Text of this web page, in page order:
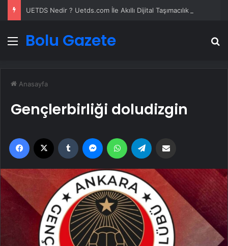
Menü
Bolu Gazete
Anasayfa
Gençlerbirliği doludizgin
Facebook Tumblr MessengerWhatsApp